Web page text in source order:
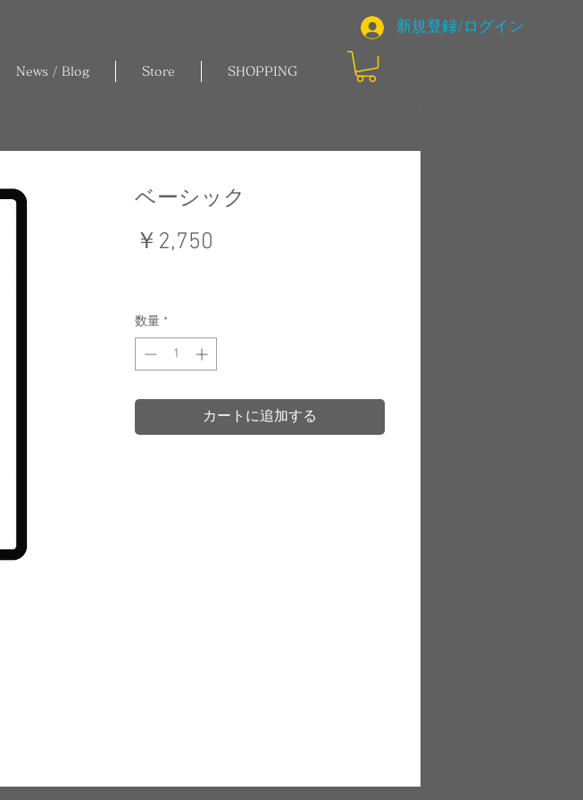
新規登録/ログイン
News / Blog Store SHOPPING
ベーシック
￥2,750
数量 *
カートに追加する